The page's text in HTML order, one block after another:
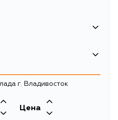
0.02
Двигатель
CJ4A,
4G64, 4G63, 4G15,
г. Владивосток
Цена